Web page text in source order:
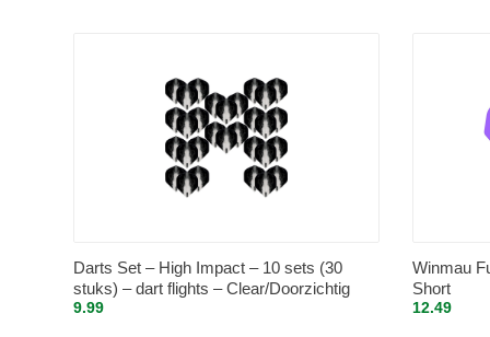
Darts Set – High Impact – 10 sets (30
stuks) – dart flights – Clear/Doorzichtig
9.99
Winmau
Short
12.49